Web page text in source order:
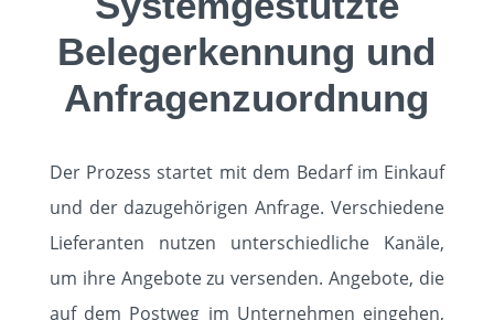
Belegerkennung und
Anfragenzuordnung
Der Prozess startet mit dem Bedarf im Einkauf
und der dazugehörigen Anfrage. Verschiedene
Lieferanten nutzen unterschiedliche Kanäle,
um ihre Angebote zu versenden. Angebote, die
auf dem Postweg im Unternehmen eingehen,